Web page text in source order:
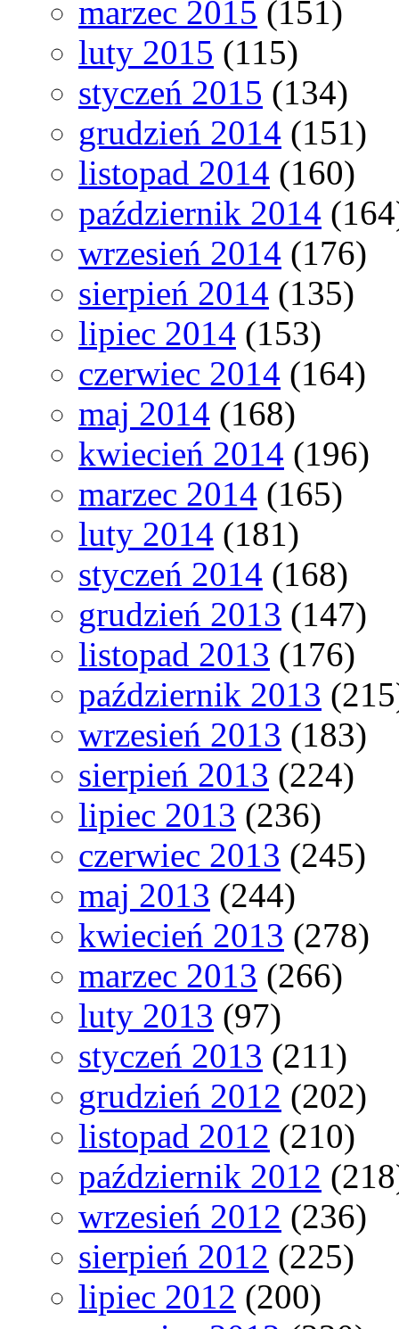
marzec 2015 (151)
luty 2015 (115)
styczeń 2015 (134)
grudzień 2014 (151)
listopad 2014 (160)
październik 2014
wrzesień 2014 (176)
sierpień 2014 (135)
lipiec 2014 (153)
czerwiec 2014 (164)
maj 2014 (168)
kwiecień 2014 (196)
marzec 2014 (165)
luty 2014 (181)
styczeń 2014 (168)
grudzień 2013 (147)
listopad 2013 (176)
październik 2013
wrzesień 2013 (183)
sierpień 2013 (224)
lipiec 2013 (236)
czerwiec 2013 (245)
maj 2013 (244)
kwiecień 2013 (278)
marzec 2013 (266)
luty 2013 (97)
styczeń 2013 (211)
grudzień 2012 (202)
listopad 2012 (210)
październik 2012
wrzesień 2012 (236)
sierpień 2012 (225)
lipiec 2012 (200)